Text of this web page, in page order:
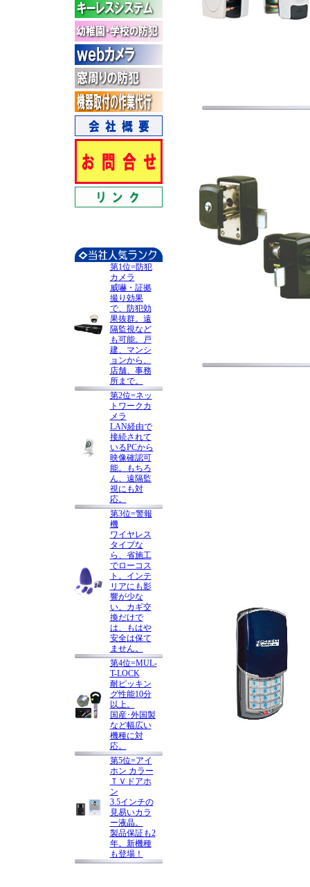
第1位=防犯
カメラ
威嚇・証拠
撮り効果
で、防犯効
果抜群。遠
隔監視など
も可能。戸
建、マンシ
ョンから、
店舗、事務
所まで。
第2位=ネッ
トワークカ
メラ
LAN経由で
接続されて
いるPCから
映像確認可
能。もちろ
ん、遠隔監
視にも対
応。
第3位=警報
機
ワイヤレス
タイプな
ら、省施工
でローコス
ト。インテ
リアにも影
響が少な
い。カギ交
換だけで
は、もはや
安全は保て
ません。
第4位=MUL-
T-LOCK
耐ピッキン
グ性能10分
以上。
国産･外国製
など幅広い
機種に対
応。
第5位=アイ
ホン カラー
ＴＶドアホ
ン
3.5インチの
見易いカラ
ー液晶。
製品保証も2
年。新機種
も登場！